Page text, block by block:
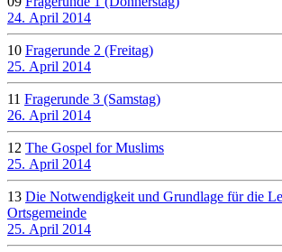
24. April 2014
10 Fragerunde 2 (Freitag)
25. April 2014
11 Fragerunde 3 (Samstag)
26. April 2014
12 The Gospel for Muslims
25. April 2014
13 Die Notwendigkeit und Grundlage für die
Ortsgemeinde
25. April 2014